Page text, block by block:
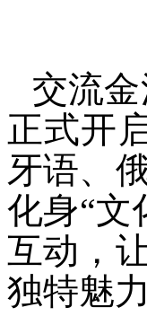
交流
正式开
牙语、
化身“文
互动，
独特魅力